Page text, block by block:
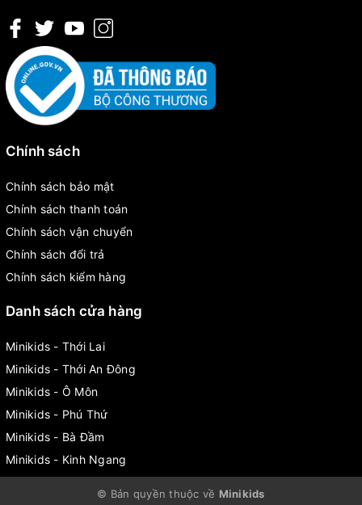
Chính sách
Chính sách bảo mật
Chính sách thanh toán
Chính sách vận chuyển
Chính sách đổi trả
Chính sách kiểm hàng
Danh sách cửa hàng
Minikids - Thới Lai
Minikids - Thới An Đông
Minikids - Ô Môn
Minikids - Phú Thứ
Minikids - Bà Đầm
Minikids - Kinh Ngang
© Bản quyền thuộc về Minikids